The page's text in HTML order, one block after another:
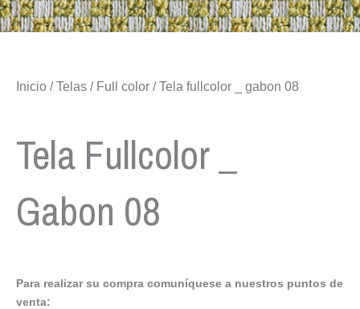
Inicio /Telas / Full color / Tela fullcolor _ gabon 08
Tela Fullcolor _
Gabon 08
Para realizar su compra comuníquese a nuestros puntos de
venta: